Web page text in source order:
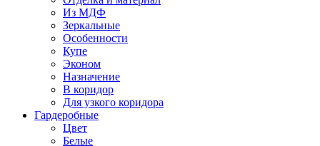
Из МДФ
Зеркальные
Особенности
Купе
Эконом
Назначение
В коридор
Для узкого коридора
Гардеробные
Цвет
Белые